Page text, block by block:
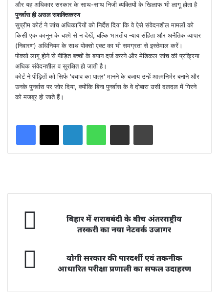
और यह अधिकार सरकार के साथ-साथ निजी व्यक्तियों के खिलाफ भी लागू होता है
पुनर्वास ही असल सशक्तिकरण
सुप्रीम कोर्ट ने जांच अधिकारियों को निर्देश दिया कि वे ऐसे संवेदनशील मामलों को
किसी एक कानून के चश्मे से न देखें, बल्कि भारतीय न्याय संहिता और अनैतिक व्यापार
(निवारण) अधिनियम के साथ पोक्सो एक्ट का भी समग्रता से इस्तेमाल करें।
पोक्सो लागू होने से पीड़ित बच्चों के बयान दर्ज करने और मेडिकल जांच की प्रक्रिया
अधिक संवेदनशील व सुरक्षित हो जाती है।
कोर्ट ने पीड़ितों को सिर्फ 'बचाव का पात्र' मानने के बजाय उन्हें आत्मनिर्भर बनाने और
उनके पुनर्वास पर जोर दिया, क्योंकि बिना पुनर्वास के वे दोबारा उसी दलदल में गिरने
को मजबूर हो जाते हैं।
LinkedInWhatsAppShare via Email Print
बिहार में शराबबंदी के बीच अंतरराष्ट्रीय
तस्करी का नया नेटवर्क उजागर
योगी सरकार की पारदर्शी एवं तकनीक
आधारित परीक्षा प्रणाली का सफल उदाहरण